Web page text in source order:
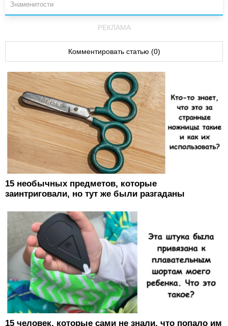
Знаменитости
РЕКЛАМА
Комментировать статью (0)
15 необычных предметов, которые
заинтриговали, но тут же были разгаданы
15 человек, которые сами не знали, что попало им